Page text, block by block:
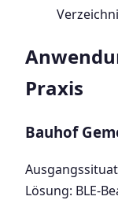
Praxis
Bauhof
Lösung: BLE-